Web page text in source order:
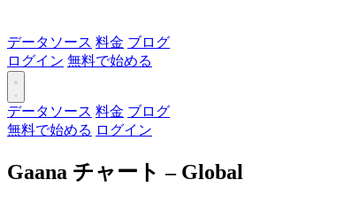
データソース 料金 ブログ
ログイン 無料で始める
データソース 料金 ブログ
無料で始める ログイン
Gaana チャート – Global